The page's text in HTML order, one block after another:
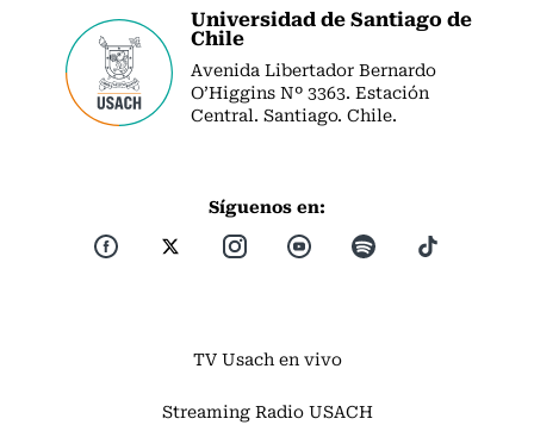
Universidad de Santiago de
Chile
Avenida Libertador Bernardo
O’Higgins Nº 3363. Estación
Central. Santiago. Chile.
Síguenos en:
TV Usach en vivo
Streaming Radio USACH